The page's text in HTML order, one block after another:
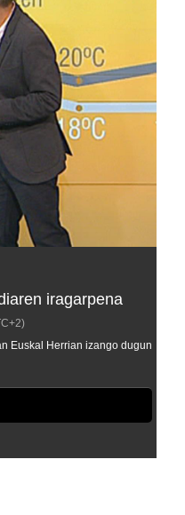
iragarpena
Euskal Herrian izango dugun